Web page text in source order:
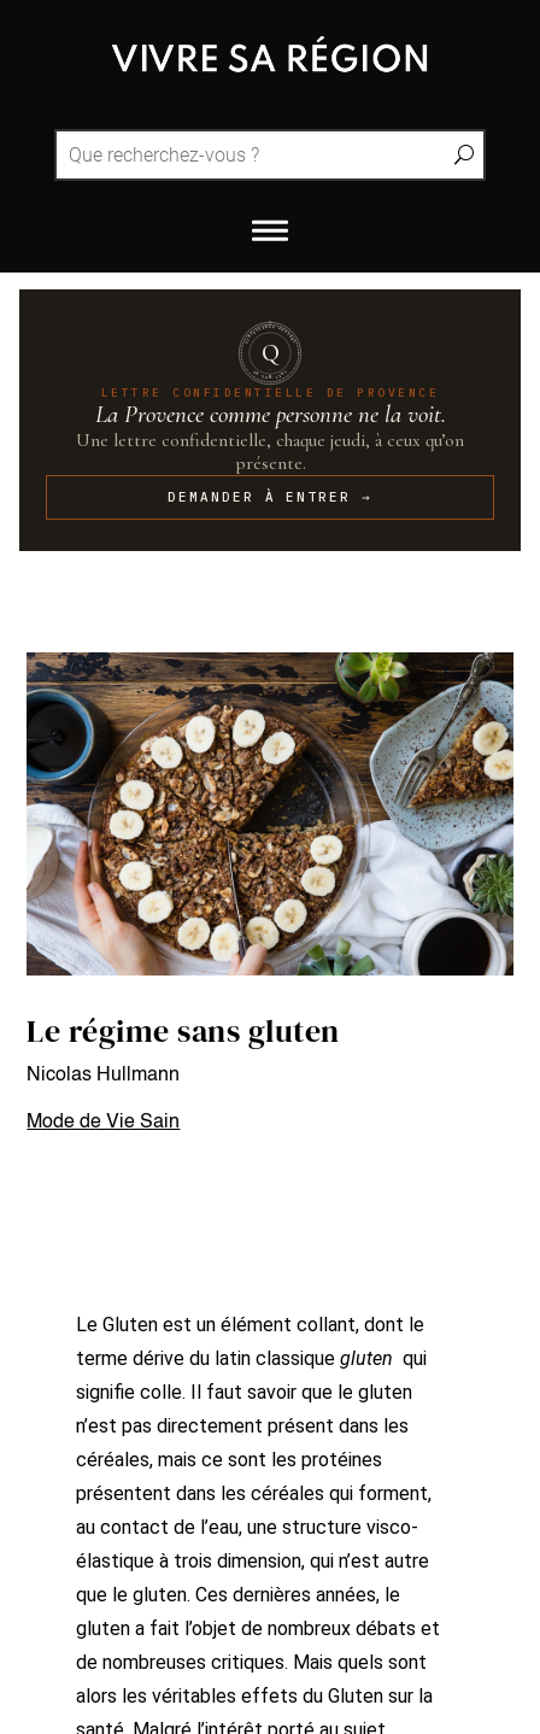
QUINTESSENCE·PROVENCE
UN·SUR·CENT
Q
LETTRE CONFIDENTIELLE DE PROVENCE
La Provence comme personne ne la voit.
Une lettre confidentielle, chaque jeudi, à ceux qu’on
présente.
DEMANDER À ENTRER →
Le régime sans gluten
Nicolas Hullmann
Mode de Vie Sain
Le Gluten est un élément collant, dont le
terme dérive du latin classique gluten qui
signifie colle. Il faut savoir que le gluten
n’est pas directement présent dans les
céréales, mais ce sont les protéines
présentent dans les céréales qui forment,
au contact de l’eau, une structure visco-
élastique à trois dimension, qui n’est autre
que le gluten. Ces dernières années, le
gluten a fait l’objet de nombreux débats et
de nombreuses critiques. Mais quels sont
alors les véritables effets du Gluten sur la